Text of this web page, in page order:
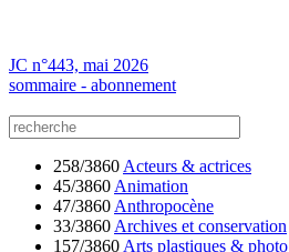
JC n°443, mai 2026
sommaire - abonnement
258/3860 Acteurs & actrices
45/3860 Animation
47/3860 Anthropocène
33/3860 Archives et conservation
157/3860 Arts plastiques & photo